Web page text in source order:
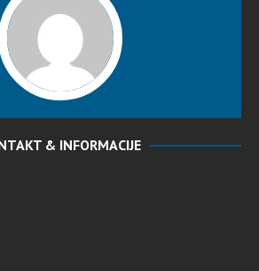
& INFORMACIJE